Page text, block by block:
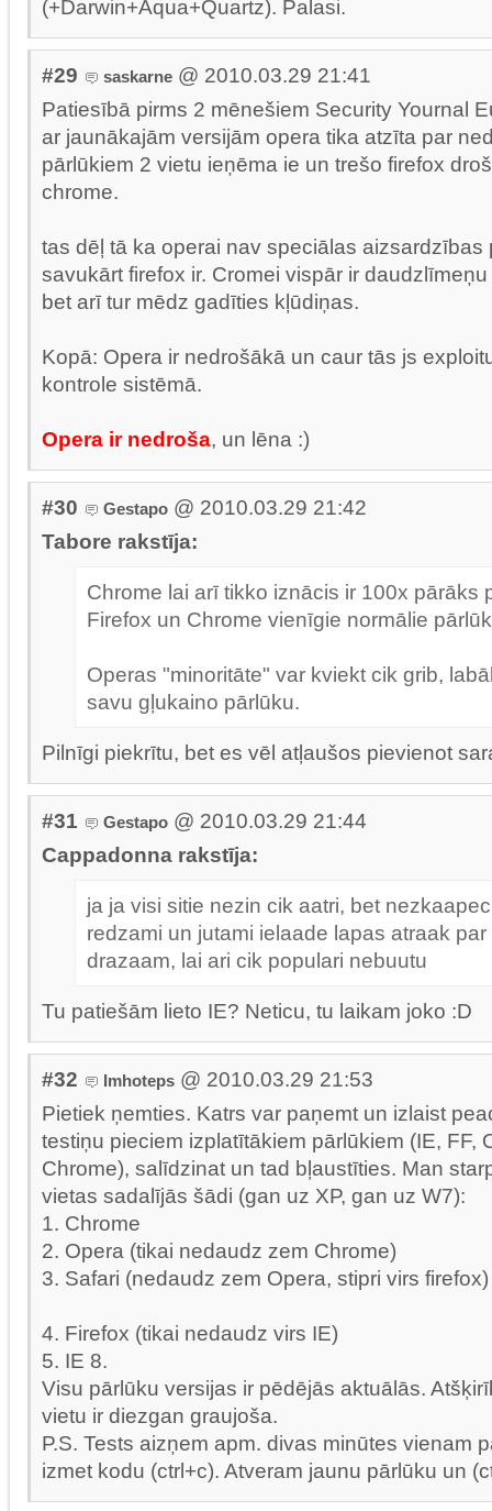
(+Darwin+Aqua+Quartz). Palasi.
#29 saskarne @ 2010.03.29 21:41
Patiesībā pirms 2 mēnešiem Security Yournal
ar jaunākajām versijām opera tika atzīta par
pārlūkiem 2 vietu ieņēma ie un trešo firefox
chrome.
tas dēļ tā ka operai nav speciālas aizsardzības
savukārt firefox ir. Cromei vispār ir
bet arī tur mēdz gadīties kļūdiņas.
Kopā: Opera ir nedrošākā un caur tās js
kontrole sistēmā.
Opera ir nedroša, un lēna :)
#30 Gestapo @ 2010.03.29 21:42
Tabore rakstīja:
Chrome lai arī tikko iznācis ir 100x pārāks
Firefox un Chrome vienīgie normālie
Operas "minoritāte" var kviekt cik grib,
savu gļukaino pārlūku.
Pilnīgi piekrītu, bet es vēl atļaušos pievienot
#31 Gestapo @ 2010.03.29 21:44
Cappadonna rakstīja:
ja ja visi sitie nezin cik aatri, bet
redzami un jutami ielaade lapas atraak
drazaam, lai ari cik populari nebuutu
Tu patiešām lieto IE? Neticu, tu laikam joko :D
#32 Imhoteps @ 2010.03.29 21:53
Pietiek ņemties. Katrs var paņemt un izlaist
testiņu pieciem izplatītākiem pārlūkiem (IE, FF,
Chrome), salīdzinat un tad bļaustīties. Man
vietas sadalījās šādi (gan uz XP, gan uz W7):
1. Chrome
2. Opera (tikai nedaudz zem Chrome)
3. Safari (nedaudz zem Opera, stipri virs firefox)
4. Firefox (tikai nedaudz virs IE)
5. IE 8.
Visu pārlūku versijas ir pēdējās aktuālās.
vietu ir diezgan graujoša.
P.S. Tests aizņem apm. divas minūtes vienam
izmet kodu (ctrl+c). Atveram jaunu pārlūku un